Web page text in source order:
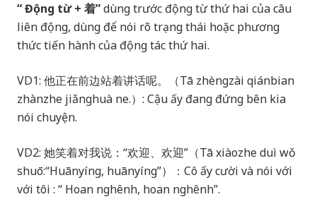
“ Động từ + 着”dùng trước động từ thứ hai của câu
liên động, dùng để nói rõ trạng thái hoặc phương
thức tiến hành của động tác thứ hai.
VD1: 他正在前边站着讲话呢。（Tā zhèngzài qiánbian
zhànzhe jiǎnghuà ne.）: Cậu ấy đang đứng bên kia
nói chuyện.
VD2: 她笑着对我说：“欢迎、欢迎”（Tā xiàozhe duì wǒ
shuō:“Huānyíng, huānyíng”）：Cô ấy cười và nói với
với tôi : “ Hoan nghênh, hoan nghênh”.